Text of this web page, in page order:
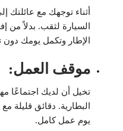
أثناء توجهك مع عائلتك
السيارة لثقب. بدلاً من
الإطار وتكمل يومك دون
موقف العمل:
تخيل أن لديك اجتماعًا
البطارية. دقائق
يوم عمل كامل.